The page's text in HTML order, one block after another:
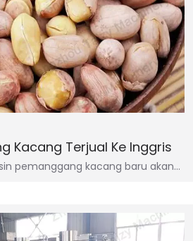
Kacang Terjual Ke Inggris
pemanggang kacang baru akan…